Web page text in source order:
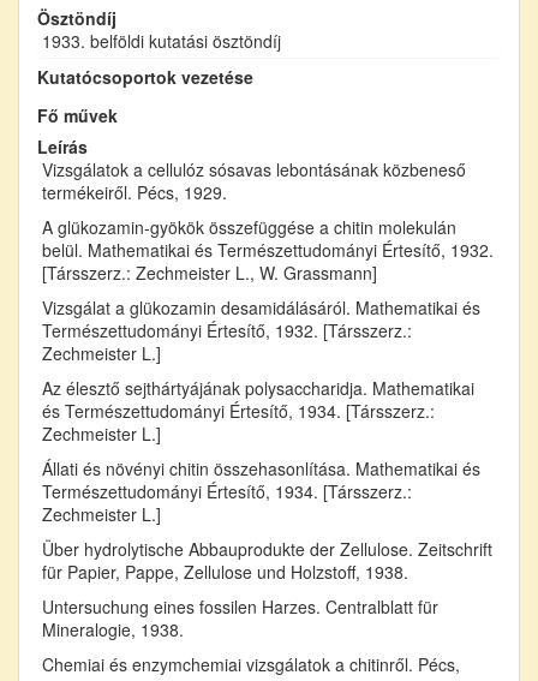
Ösztöndíj
1933. belföldi kutatási ösztöndíj
Kutatócsoportok vezetése
Fő művek
Leírás
Vizsgálatok a cellulóz sósavas lebontásának közbeneső
termékeiről. Pécs, 1929.
A glükozamin-gyökök összefüggése a chitin molekulán
belül. Mathematikai és Természettudományi Értesítő, 1932.
[Társszerz.: Zechmeister L., W. Grassmann]
Vizsgálat a glükozamin desamidálásáról. Mathematikai és
Természettudományi Értesítő, 1932. [Társszerz.:
Zechmeister L.]
Az élesztő sejthártyájának polysaccharidja. Mathematikai
és Természettudományi Értesítő, 1934. [Társszerz.:
Zechmeister L.]
Állati és növényi chitin összehasonlítása. Mathematikai és
Természettudományi Értesítő, 1934. [Társszerz.:
Zechmeister L.]
Über hydrolytische Abbauprodukte der Zellulose. Zeitschrift
für Papier, Pappe, Zellulose und Holzstoff, 1938.
Untersuchung eines fossilen Harzes. Centralblatt für
Mineralogie, 1938.
Chemiai és enzymchemiai vizsgálatok a chitinről. Pécs,